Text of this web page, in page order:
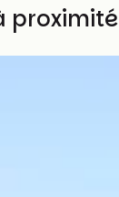
proximité